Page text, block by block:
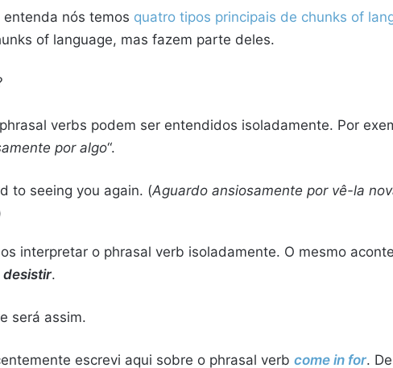
nós temos quatro tipos principais de chunks of
of language, mas fazem parte deles.
verbs podem ser entendidos isoladamente. Por
por algo“.
to seeing you again. (Aguardo ansiosamente por vê-la
interpretar o phrasal verb isoladamente. O mesmo
desistir.
será assim.
escrevi aqui sobre o phrasal verb come in for.